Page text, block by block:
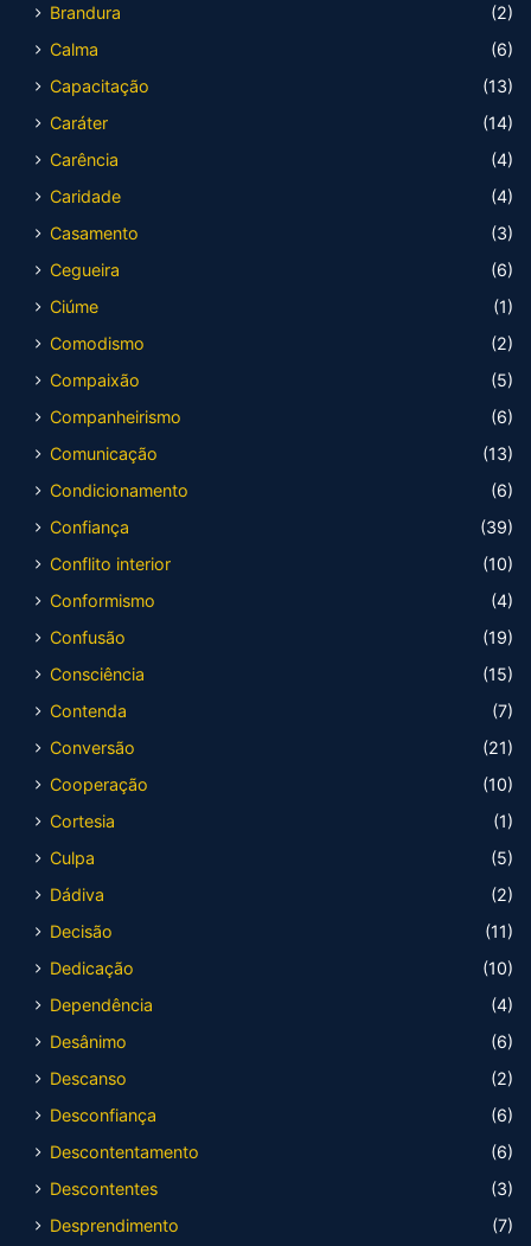
Brandura
(2)
Calma
(6)
Capacitação
(13)
Caráter
(14)
Carência
(4)
Caridade
(4)
Casamento
(3)
Cegueira
(6)
Ciúme
(1)
Comodismo
(2)
Compaixão
(5)
Companheirismo
(6)
Comunicação
(13)
Condicionamento
(6)
Confiança
(39)
Conflito interior
(10)
Conformismo
(4)
Confusão
(19)
Consciência
(15)
Contenda
(7)
Conversão
(21)
Cooperação
(10)
Cortesia
(1)
Culpa
(5)
Dádiva
(2)
Decisão
(11)
Dedicação
(10)
Dependência
(4)
Desânimo
(6)
Descanso
(2)
Desconfiança
(6)
Descontentamento
(6)
Descontentes
(3)
Desprendimento
(7)